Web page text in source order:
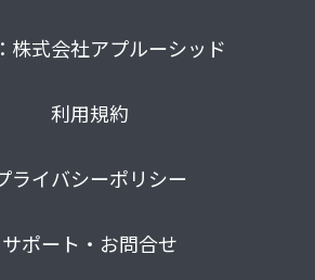
株式会社アプルーシッド
利用規約
ライバシーポリシー
サポート・お問合せ